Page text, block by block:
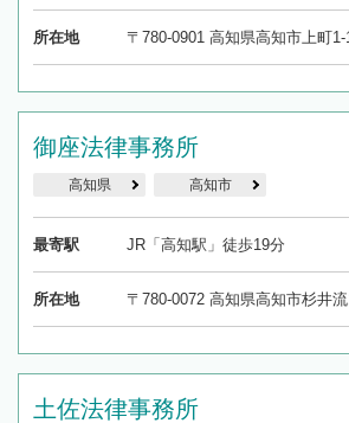
所在地 〒780-0901 高知県高知市上町
御座法律事務所
高知県 高知市
最寄駅 JR「高知駅」徒歩19分
所在地 〒780-0072 高知県高知市杉井
土佐法律事務所